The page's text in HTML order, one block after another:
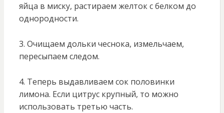
яйца в миску, растираем желток с белком до
однородности.
3. Очищаем дольки чеснока, измельчаем,
пересыпаем следом.
4. Теперь выдавливаем сок половинки
лимона. Если цитрус крупный, то можно
использовать третью часть.